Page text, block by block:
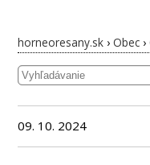
horneoresany.sk › Obec ›
09. 10. 2024